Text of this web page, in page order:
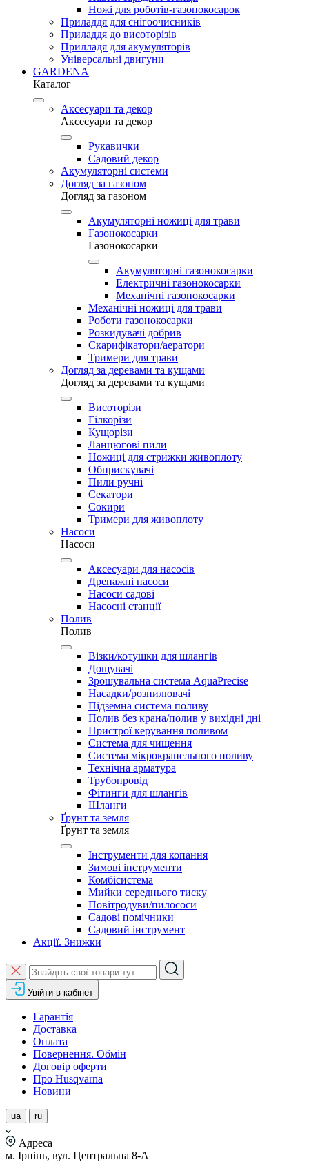
Ножі для роботів-газонокосарок
Приладдя для снігоочисників
Приладдя до висоторізів
Прилладя для акумуляторів
Універсальні двигуни
GARDENA
Каталог
Аксесуари та декор
Аксесуари та декор
Рукавички
Садовий декор
Акумуляторні системи
Догляд за газоном
Догляд за газоном
Акумуляторні ножиці для трави
Газонокосарки
Газонокосарки
Акумуляторні газонокосарки
Електричні газонокосарки
Механічні газонокосарки
Механічні ножиці для трави
Роботи газонокосарки
Розкидувачі добрив
Скарифікатори/аератори
Тримери для трави
Догляд за деревами та кущами
Догляд за деревами та кущами
Висоторізи
Гілкорізи
Кущорізи
Ланцюгові пили
Ножиці для стрижки живоплоту
Обприскувачі
Пили ручні
Секатори
Сокири
Тримери для живоплоту
Насоси
Насоси
Аксесуари для насосів
Дренажні насоси
Насоси садові
Насосні станції
Полив
Полив
Візки/котушки для шлангів
Дощувачі
Зрошувальна система AquaPrecise
Насадки/розпилювачі
Підземна система поливу
Полив без крана/полив у вихідні дні
Пристрої керування поливом
Система для чищення
Система мікрокрапельного поливу
Технічна арматура
Трубопровід
Фітинги для шлангів
Шланги
Ґрунт та земля
Ґрунт та земля
Інструменти для копання
Зимові інструменти
Комбісистема
Мийки середнього тиску
Повітродуви/пилососи
Садові помічники
Садовий інструмент
Акції. Знижки
Увійти в кабінет
Гарантія
Доставка
Оплата
Повернення. Обмін
Договір оферти
Про Husqvarna
Новини
ua ru
Адреса
м. Ірпінь, вул. Центральна 8-А